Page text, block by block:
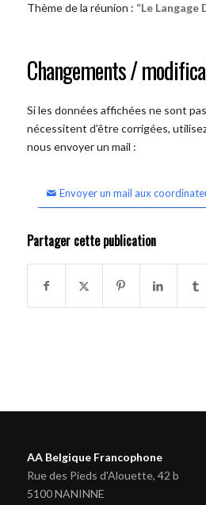
Thème de la réunion : “Le Langage
Changements /
Si les données affichées ne sont
nécessitent d'être corrigées,
nous envoyer un mail :
Envoyer un mail aux
Partager cette publication
AA Belgique Francophone
Rue des Pieds d'Alouette, 42 b
5100 NANINNE